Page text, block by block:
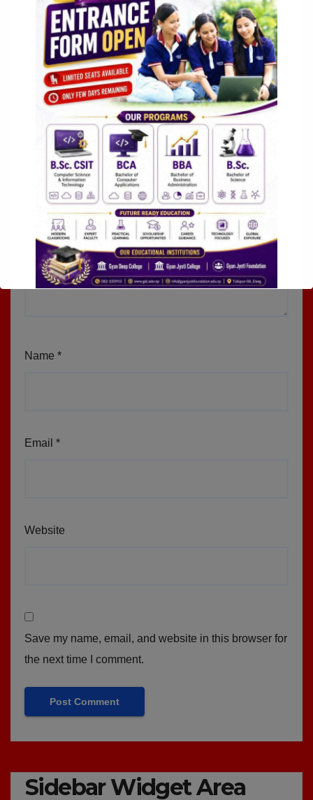
Your email address will not be published. Required
fields are marked*
Comment*
Name *
Email *
Website
Save my name, email, and website in this browser for
the next time I comment.
Sidebar Widget Area